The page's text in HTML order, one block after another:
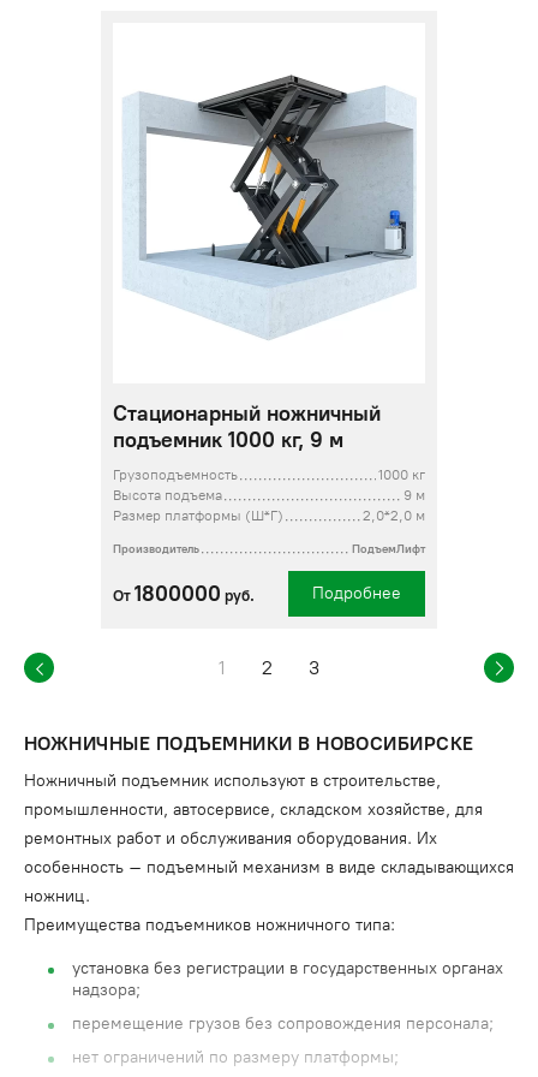
Стационарный ножничный
подъемник 1000 кг, 9 м
Грузоподъемность
1000 кг
Высота подъема
9 м
Размер платформы (Ш*Г)
2,0*2,0 м
Производитель ПодъемЛифт
От 1800000 руб. Подробнее
1 2 3
НОЖНИЧНЫЕ ПОДЪЕМНИКИ В НОВОСИБИРСКЕ
Ножничный подъемник используют в строительстве,
промышленности, автосервисе, складском хозяйстве, для
ремонтных работ и обслуживания оборудования. Их
особенность – подъемный механизм в виде складывающихся
ножниц.
Преимущества подъемников ножничного типа:
установка без регистрации в государственных органах
надзора;
перемещение грузов без сопровождения персонала;
нет ограничений по размеру платформы;